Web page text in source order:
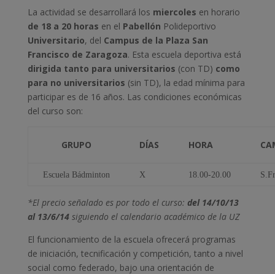
La actividad se desarrollará los miercoles en horario
de 18 a 20 horas en el Pabellón Polideportivo
Universitario, del Campus de la Plaza San
Francisco de Zaragoza. Esta escuela deportiva está
dirigida tanto para universitarios (con TD) como
para no universitarios (sin TD), la edad mínima para
participar es de 16 años. Las condiciones económicas
del curso son:
GRUPO DÍAS HORA
Escuela Bádminton X 18.00-20.00
*El precio señalado es por todo el curso: del 14/10/13
al 13/6/14siguiendo el calendario académico de la UZ
El funcionamiento de la escuela ofrecerá programas
de iniciación, tecnificación y competición, tanto a nivel
social como federado, bajo una orientación de